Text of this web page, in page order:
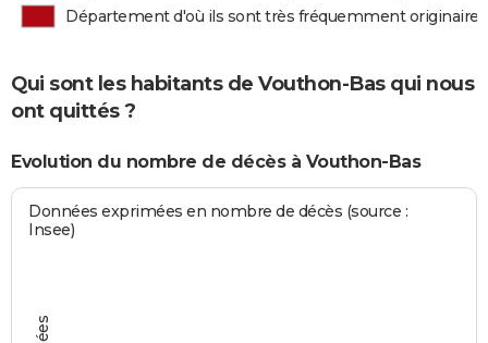
Département d'où ils sont très fréquemment originaires
Qui sont les habitants de Vouthon-Bas qui nous
ont quittés ?
Evolution du nombre de décès à Vouthon-Bas
Données exprimées en nombre de décès (source :
Insee)